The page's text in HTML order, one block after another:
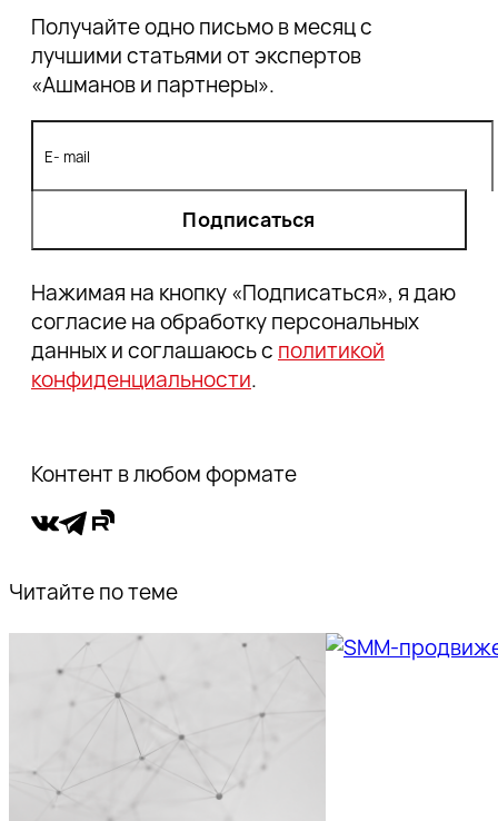
Получайте одно письмо в месяц с
лучшими статьями от экспертов
«Ашманов и партнеры».
Подписаться
Нажимая на кнопку «Подписаться», я даю
согласие на обработку персональных
данных и соглашаюсь с политикой
конфиденциальности.
Контент в любом формате
Читайте по теме